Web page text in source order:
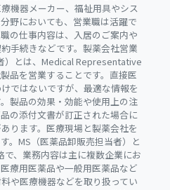
機器メーカー、福祉用具やシス
野においても、営業職は活躍で
の仕事内容は、入居のご案内や
手続きなどです。製薬会社営業
）とは、Medical Representative
品を営業することです。直接医
ではないですが、最適な情報を
製品の効果・効能や使用上の注
の添付文書が訂正された場合に
ります。医療現場と製薬会社を
。MS（医薬品卸販売担当者）と
、業務内容は主に複数企業にお
療用医薬品や一般用医薬品など
や医療機器などを取り扱ってい